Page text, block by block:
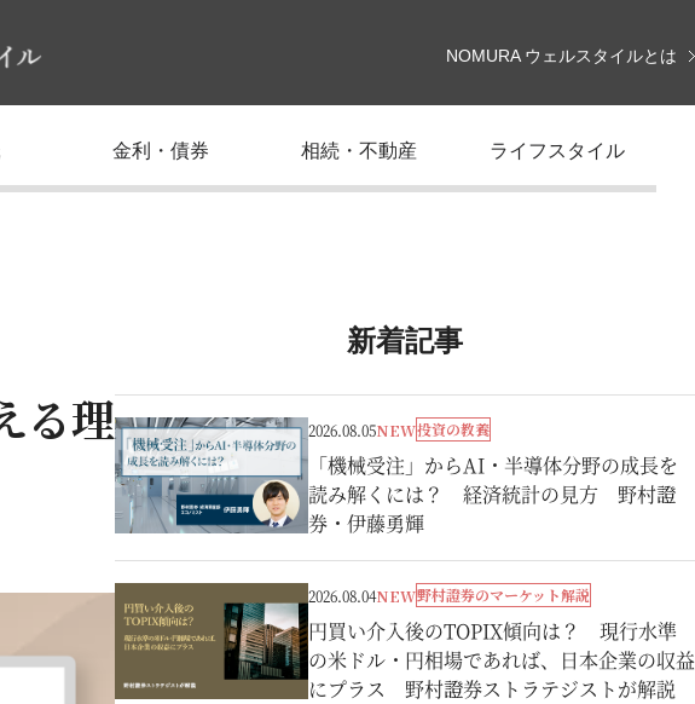
NOMURA ウェルスタイルとは
金利・債券 相続・不動産 ライフスタイル
る理
新着記事
2026.08.05NEW投資の教養
「機械受注」からAI・半導体分野の成長を
読み解くには？ 経済統計の見方 野村證
券・伊藤勇輝
2026.08.04NEW野村證券のマーケット解説
円買い介入後のTOPIX傾向は？ 現行水準
の米ドル・円相場であれば、日本企業の収益
にプラス 野村證券ストラテジストが解説